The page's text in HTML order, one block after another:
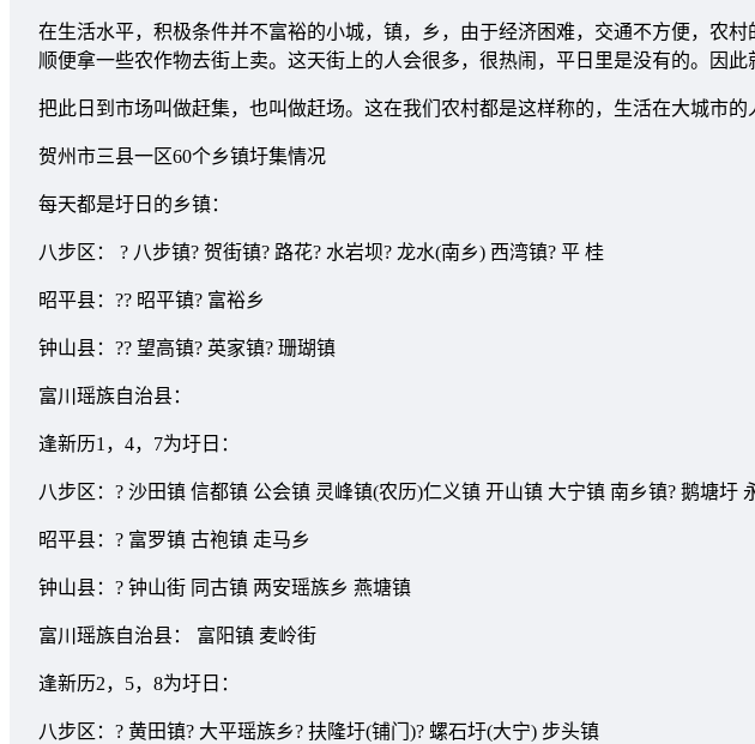
在生活水平，积极条件并不富裕的小城，镇，乡，由于经济困难，交通不方便，农
顺便拿一些农作物去街上卖。这天街上的人会很多，很热闹，平日里是没有的。因此
把此日到市场叫做赶集，也叫做赶场。这在我们农村都是这样称的，生活在大城市的
贺州市三县一区60个乡镇圩集情况
每天都是圩日的乡镇：
八步区： ? 八步镇? 贺街镇? 路花? 水岩坝? 龙水(南乡) 西湾镇? 平 桂
昭平县：?? 昭平镇? 富裕乡
钟山县：?? 望高镇? 英家镇? 珊瑚镇
富川瑶族自治县：
逢新历1，4，7为圩日：
八步区：? 沙田镇 信都镇 公会镇 灵峰镇(农历)仁义镇 开山镇 大宁镇 南乡镇? 鹅塘圩
昭平县：? 富罗镇 古袍镇 走马乡
钟山县：? 钟山街 同古镇 两安瑶族乡 燕塘镇
富川瑶族自治县： 富阳镇 麦岭街
逢新历2，5，8为圩日：
八步区：? 黄田镇? 大平瑶族乡? 扶隆圩(铺门)? 螺石圩(大宁) 步头镇